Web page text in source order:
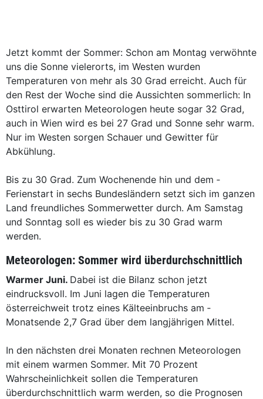
Jetzt kommt der Sommer: Schon am Montag verwöhnte
uns die Sonne vielerorts, im Westen wurden
Temperaturen von mehr als 30 Grad erreicht. Auch für
den Rest der Woche sind die Aussichten sommerlich: In
Osttirol erwarten Meteorologen heute sogar 32 Grad,
auch in Wien wird es bei 27 Grad und Sonne sehr warm.
Nur im Westen sorgen Schauer und Gewitter für
Abkühlung.
Bis zu 30 Grad. Zum ­Wochenende hin und dem ­
Ferienstart in sechs Bundesländern setzt sich im ganzen
Land freundliches Sommerwetter durch. Am Samstag
und Sonntag soll es wieder bis zu 30 Grad warm
werden.
Meteorologen: Sommer wird überdurchschnittlich
Warmer Juni. Dabei ist die ­Bilanz schon jetzt
eindrucksvoll. Im Juni lagen die Temperaturen
österreichweit trotz eines Kälteeinbruchs am ­
Monatsende 2,7 Grad über dem langjährigen Mittel.
In den nächsten drei Monaten rechnen Meteorologen
mit einem warmen Sommer. Mit 70 Prozent
Wahrscheinlichkeit sollen die Temperaturen
überdurchschnittlich warm werden, so die Prognosen